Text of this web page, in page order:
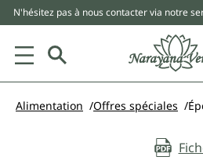
principal
N'hésitez pas à nous contacter via notre
Alimentation Offres spéciales